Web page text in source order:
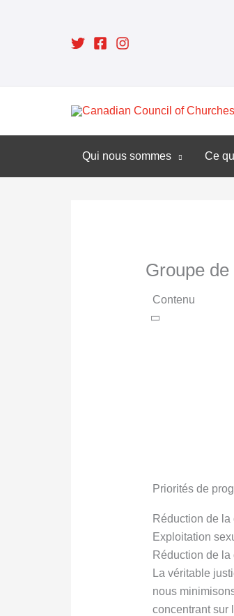
Qui nous sommes Ce
Groupe
Contenu
Priorités de
Réduction de la
Exploitation
Réduction de la
La véritable
nous
concentrant sur